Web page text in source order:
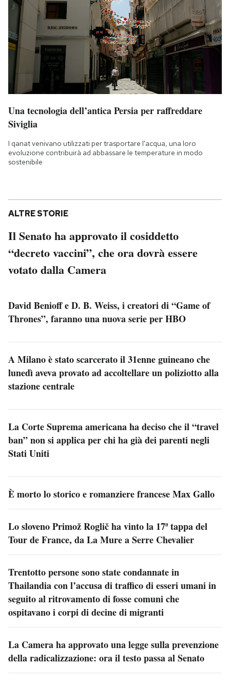
Una tecnologia dell’antica Persia per raffreddare
Siviglia
I qanat venivano utilizzati per trasportare l'acqua, una loro
evoluzione contribuirà ad abbassare le temperature in modo
sostenibile
ALTRE STORIE
Il Senato ha approvato il cosiddetto
“decreto vaccini”, che ora dovrà essere
votato dalla Camera
David Benioff e D. B. Weiss, i creatori di “Game of
Thrones”, faranno una nuova serie per HBO
A Milano è stato scarcerato il 31enne guineano che
lunedì aveva provato ad accoltellare un poliziotto alla
stazione centrale
La Corte Suprema americana ha deciso che il “travel
ban” non si applica per chi ha già dei parenti negli
Stati Uniti
È morto lo storico e romanziere francese Max Gallo
Lo sloveno Primož Roglič ha vinto la 17ª tappa del
Tour de France, da La Mure a Serre Chevalier
Trentotto persone sono state condannate in
Thailandia con l’accusa di traffico di esseri umani in
seguito al ritrovamento di fosse comuni che
ospitavano i corpi di decine di migranti
La Camera ha approvato una legge sulla prevenzione
della radicalizzazione: ora il testo passa al Senato